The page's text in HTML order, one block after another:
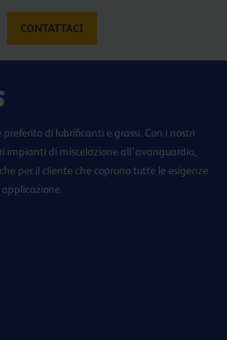
CONTATTACI
preferito di lubrificanti e grassi. Con i nostri
impianti di miscelazione all’avanguardia,
per il cliente che coprono tutte le esigenze